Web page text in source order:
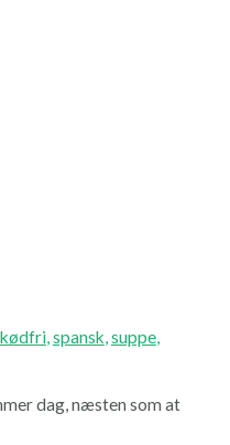
kødfri, spansk suppe,
dag, næsten som at